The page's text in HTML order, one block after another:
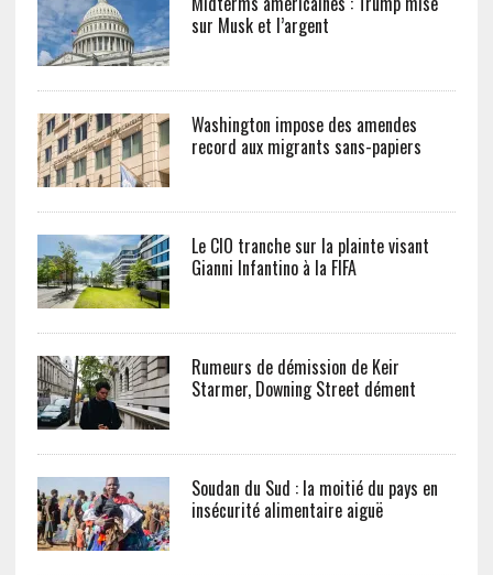
sur Musk et l’argent
Washington impose des amendes
record aux migrants sans-papiers
Le CIO tranche sur la plainte visant
Gianni Infantino à la FIFA
Rumeurs de démission de Keir
Starmer, Downing Street dément
Soudan du Sud : la moitié du pays en
insécurité alimentaire aiguë